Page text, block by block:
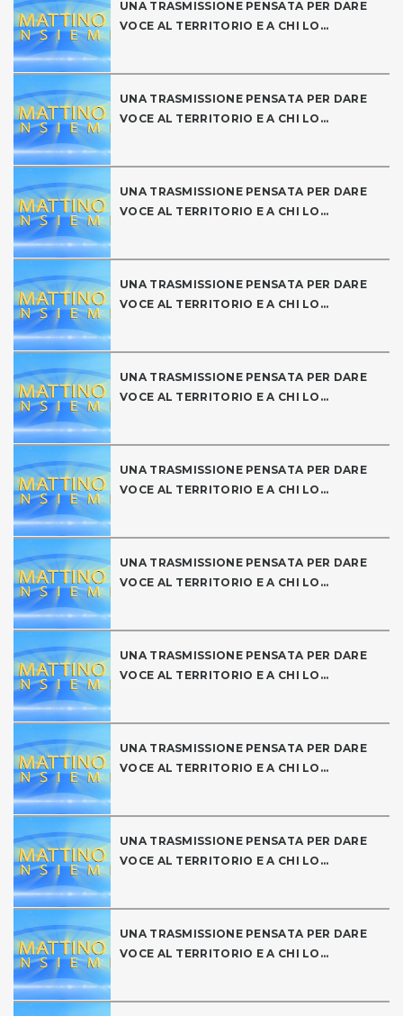
UNA TRASMISSIONE PENSATA PER DARE
VOCE AL TERRITORIO E A CHI LO...
UNA TRASMISSIONE PENSATA PER DARE
VOCE AL TERRITORIO E A CHI LO...
UNA TRASMISSIONE PENSATA PER DARE
VOCE AL TERRITORIO E A CHI LO...
UNA TRASMISSIONE PENSATA PER DARE
VOCE AL TERRITORIO E A CHI LO...
UNA TRASMISSIONE PENSATA PER DARE
VOCE AL TERRITORIO E A CHI LO...
UNA TRASMISSIONE PENSATA PER DARE
VOCE AL TERRITORIO E A CHI LO...
UNA TRASMISSIONE PENSATA PER DARE
VOCE AL TERRITORIO E A CHI LO...
UNA TRASMISSIONE PENSATA PER DARE
VOCE AL TERRITORIO E A CHI LO...
UNA TRASMISSIONE PENSATA PER DARE
VOCE AL TERRITORIO E A CHI LO...
UNA TRASMISSIONE PENSATA PER DARE
VOCE AL TERRITORIO E A CHI LO...
UNA TRASMISSIONE PENSATA PER DARE
VOCE AL TERRITORIO E A CHI LO...